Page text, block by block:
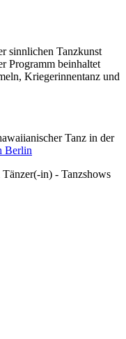
sinnlichen Tanzkunst
Programm beinhaltet
Kriegerinnentanz und
Tanz in der
Berlin
Tänzer(-in) - Tanzshows